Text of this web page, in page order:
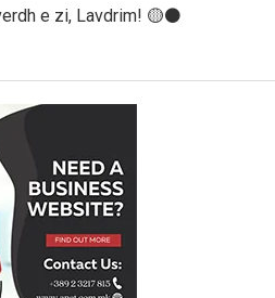
e zi, Lavdrim! 🟡⚫️